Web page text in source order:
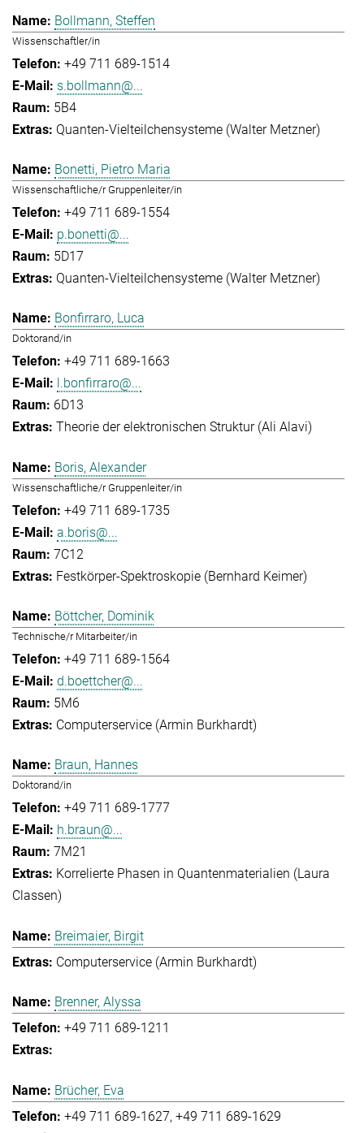
Bollmann, Steffen
Wissenschaftler/in
+49 711 689-1514
s.bollmann@...
5B4
Quanten-Vielteilchensysteme (Walter Metzner)
Bonetti, Pietro Maria
Wissenschaftliche/r Gruppenleiter/in
+49 711 689-1554
p.bonetti@...
5D17
Quanten-Vielteilchensysteme (Walter Metzner)
Bonfirraro, Luca
Doktorand/in
+49 711 689-1663
l.bonfirraro@...
6D13
Theorie der elektronischen Struktur (Ali Alavi)
Boris, Alexander
Wissenschaftliche/r Gruppenleiter/in
+49 711 689-1735
a.boris@...
7C12
Festkörper-Spektroskopie (Bernhard Keimer)
Böttcher, Dominik
Technische/r Mitarbeiter/in
+49 711 689-1564
d.boettcher@...
5M6
Computerservice (Armin Burkhardt)
Braun, Hannes
Doktorand/in
+49 711 689-1777
h.braun@...
7M21
Korrelierte Phasen in Quantenmaterialien (Laura
Classen)
Breimaier, Birgit
Computerservice (Armin Burkhardt)
Brenner, Alyssa
+49 711 689-1211
Brücher, Eva
+49 711 689-1627 +49 711 689-1629